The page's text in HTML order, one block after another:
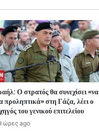
Ο στρατός θα συνεχίσει «να
προληπτικά» στη Γάζα, λέει ο
του γενικού επιτελείου
ώρες ago